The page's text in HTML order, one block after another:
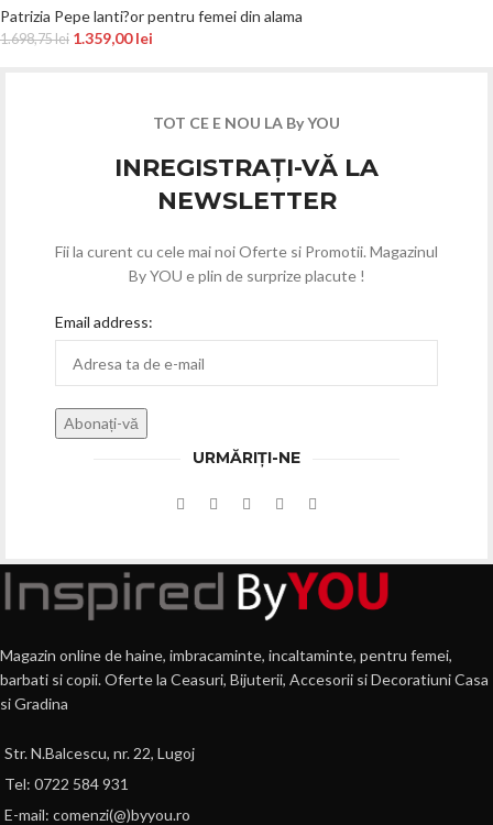
Patrizia Pepe lanti?or pentru femei din alama
1.698,75lei 1.359,00lei
TOT CE E NOU LA By YOU
INREGISTRAȚI-VĂ LA
NEWSLETTER
Fii la curent cu cele mai noi Oferte si Promotii. Magazinul
By YOU e plin de surprize placute !
Email address:
URMĂRIȚI-NE
Magazin online de haine, imbracaminte, incaltaminte, pentru femei,
barbati si copii. Oferte la Ceasuri, Bijuterii, Accesorii si Decoratiuni Casa
si Gradina
Str. N.Balcescu, nr. 22, Lugoj
Tel: 0722 584 931
E-mail: comenzi(@)byyou.ro